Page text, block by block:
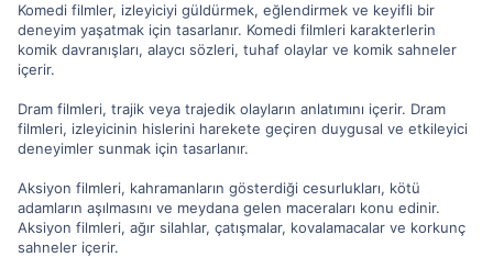
Komedi filmler, izleyiciyi güldürmek, eğlendirmek ve keyifli bir
deneyim yaşatmak için tasarlanır. Komedi filmleri karakterlerin
komik davranışları, alaycı sözleri, tuhaf olaylar ve komik sahneler
içerir.
Dram filmleri, trajik veya trajedik olayların anlatımını içerir. Dram
filmleri, izleyicinin hislerini harekete geçiren duygusal ve etkileyici
deneyimler sunmak için tasarlanır.
Aksiyon filmleri, kahramanların gösterdiği cesurlukları, kötü
adamların aşılmasını ve meydana gelen maceraları konu edinir.
Aksiyon filmleri, ağır silahlar, çatışmalar, kovalamacalar ve korkunç
sahneler içerir.